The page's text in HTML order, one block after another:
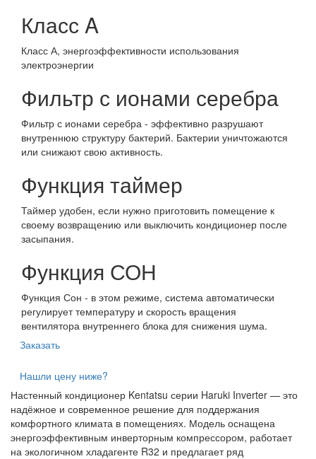
Класс A
Класс А, энергоэффективности использования
электроэнергии
Фильтр с ионами серебра
Фильтр с ионами серебра - эффективно разрушают
внутреннюю структуру бактерий. Бактерии уничтожаются
или снижают свою активность.
Функция таймер
Таймер удобен, если нужно приготовить помещение к
своему возвращению или выключить кондиционер после
засыпания.
Функция СОН
Функция Сон - в этом режиме, система автоматически
регулирует температуру и скорость вращения
вентилятора внутреннего блока для снижения шума.
Заказать
Нашли цену ниже?
Настенный кондиционер Kentatsu серии Haruki Inverter — это
надёжное и современное решение для поддержания
комфортного климата в помещениях. Модель оснащена
энергоэффективным инверторным компрессором, работает
на экологичном хладагенте R32 и предлагает ряд